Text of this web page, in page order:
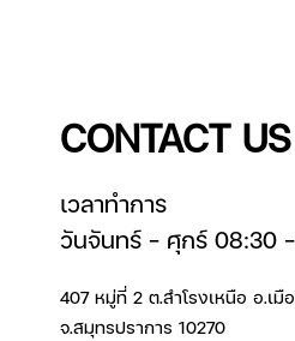
CONTACT US
เวลาทำการ
วันจันทร์ – ศุกร์ 08:30
407 หมู่ที่ 2 ต.สำโรงเหนือ อ.เมื
จ.สมุทรปราการ 10270